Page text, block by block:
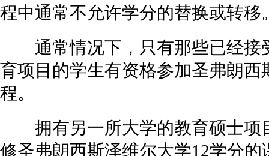
程中通常不允许学分的替换或转移
通常情况下，只有那些已经接
育项目的学生有资格参加圣弗朗
程。
拥有另一所大学的教育硕士项
修圣弗朗西斯泽维尔大学12学分